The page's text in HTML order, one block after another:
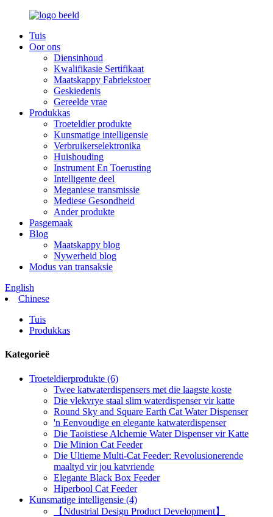
Tuis
Oor ons
Diensinhoud
Kwalifikasie Sertifikaat
Maatskappy Fabriekstoer
Geskiedenis
Gereelde vrae
Produkkas
Troeteldier produkte
Kunsmatige intelligensie
Verbruikerselektronika
Huishouding
Instrument En Toerusting
Intelligente deel
Meganiese transmissie
Mediese Gesondheid
Ander produkte
Pasgemaak
Blog
Maatskappy blog
Nywerheid blog
Modus van transaksie
English
Chinese
Tuis
Produkkas
Kategorieë
Troeteldierprodukte (6)
Twee katwaterdispensers met die laagste koste
Die vlekvrye staal slim waterdispenser vir katte
Round Sky and Square Earth Cat Water Dispenser
'n Eenvoudige en elegante katwaterdispenser
Die Taoïstiese Alchemie Water Dispenser vir Katte
Die Minion Cat Feeder
Die Ultieme Multi-Cat Feeder: Revolusionerende
maaltyd vir jou katvriende
Elegante Black Box Feeder
Hiperbool Cat Feeder
Kunsmatige intelligensie (4)
【Ndustrial Design Product Development】